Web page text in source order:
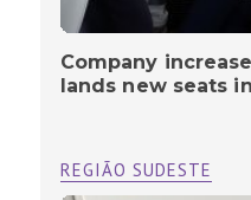
Company
lands new seats
REGIÃO SUDESTE